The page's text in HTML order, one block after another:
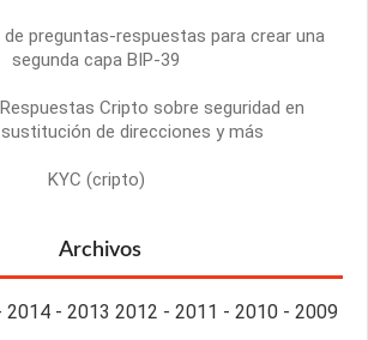
de preguntas-respuestas para crear una
segunda capa BIP-39
Cripto sobre seguridad en
de direcciones y más
KYC (cripto)
Archivos
2014 - 2013 2012 - 2011 - 2010 - 2009